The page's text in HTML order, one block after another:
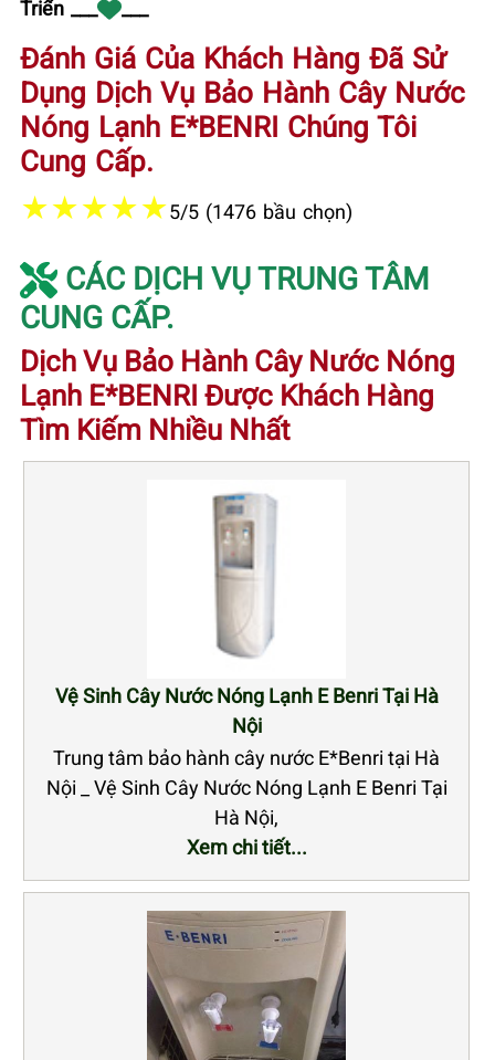
Triển ___ ___
Đánh Giá Của Khách Hàng Đã Sử
Dụng Dịch Vụ Bảo Hành Cây Nước
Nóng Lạnh E*BENRI Chúng Tôi
Cung Cấp.
★★★★★5/5 (1476 bầu chọn)
CÁC DỊCH VỤ TRUNG TÂM
CUNG CẤP.
Dịch Vụ Bảo Hành Cây Nước Nóng
Lạnh E*BENRI Được Khách Hàng
Tìm Kiếm Nhiều Nhất
Vệ Sinh Cây Nước Nóng Lạnh E Benri Tại Hà
Nội
Trung tâm bảo hành cây nước E*Benri tại Hà
Nội _ Vệ Sinh Cây Nước Nóng Lạnh E Benri Tại
Hà Nội,
Xem chi tiết...